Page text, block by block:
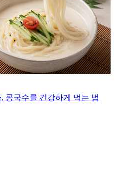
콩국수를 건강하게 먹는 법